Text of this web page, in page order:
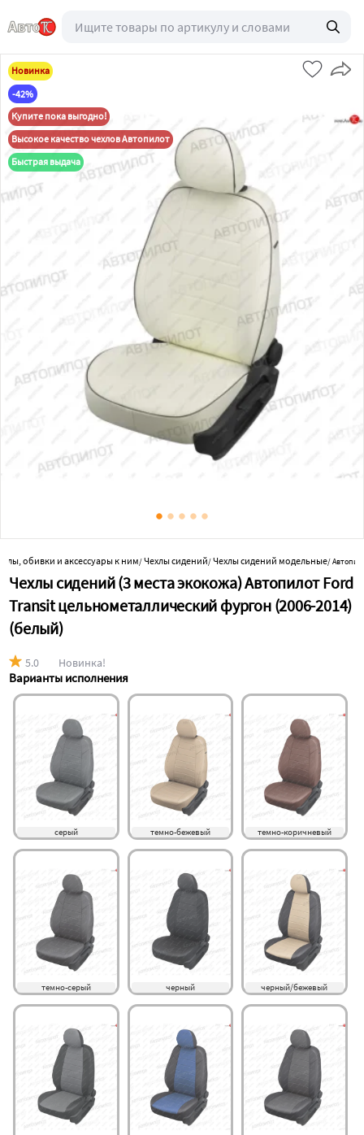
Новинка
-42%
Купите пока выгодно!
Высокое качество чехлов Автопилот
Быстрая выдача
обивки и аксессуары к ним/Чехлы сидений/Чехлы сидений модельные/
Чехлы сидений (3 места экокожа) Автопилот Ford
Transit цельнометаллический фургон (2006-2014)
(белый)
5.0 Новинка!
Варианты исполнения
серый темно-бежевый темно-коричневый
темно-серый черный черный/бежевый